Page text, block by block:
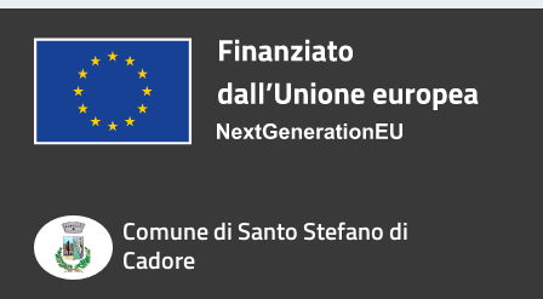
Comune di Santo Stefano di
Cadore